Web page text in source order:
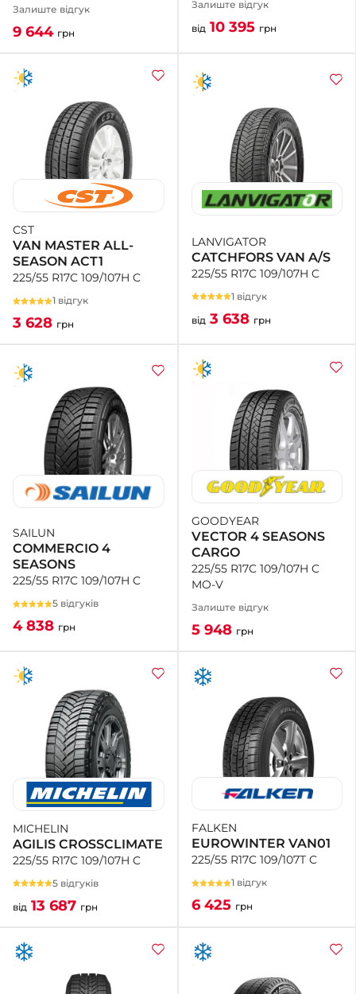
Залиште відгук
9 644 грн
Залиште відгук
від 10 395 грн
CST
VAN MASTER ALL-
SEASON ACT1
225/55 R17C 109/107H C
1 відгук
3 628 грн
LANVIGATOR
CATCHFORS VAN A/S
225/55 R17C 109/107H C
1 відгук
від 3 638 грн
SAILUN
COMMERCIO 4
SEASONS
225/55 R17C 109/107H C
5 відгуків
4 838 грн
GOODYEAR
VECTOR 4 SEASONS
CARGO
225/55 R17C 109/107H C
MO-V
Залиште відгук
5 948 грн
MICHELIN
AGILIS CROSSCLIMATE
225/55 R17C 109/107H C
5 відгуків
від 13 687 грн
FALKEN
EUROWINTER VAN01
225/55 R17C 109/107T C
1 відгук
6 425 грн